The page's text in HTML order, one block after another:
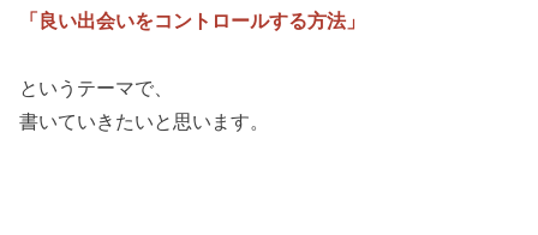
「良い出会いをコントロールする方法」
というテーマで、
書いていきたいと思います。